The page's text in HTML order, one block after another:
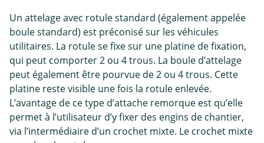
Un attelage avec rotule standard (également appelée
boule standard) est préconisé sur les véhicules
utilitaires. La rotule se fixe sur une platine de fixation,
qui peut comporter 2 ou 4 trous. La boule d’attelage
peut également être pourvue de 2 ou 4 trous. Cette
platine reste visible une fois la rotule enlevée.
L’avantage de ce type d’attache remorque est qu’elle
permet à l’utilisateur d’y fixer des engins de chantier,
via l’intermédiaire d’un crochet mixte. Le crochet mixte